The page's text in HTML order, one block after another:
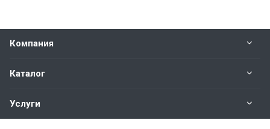
Компания
Каталог
Услуги